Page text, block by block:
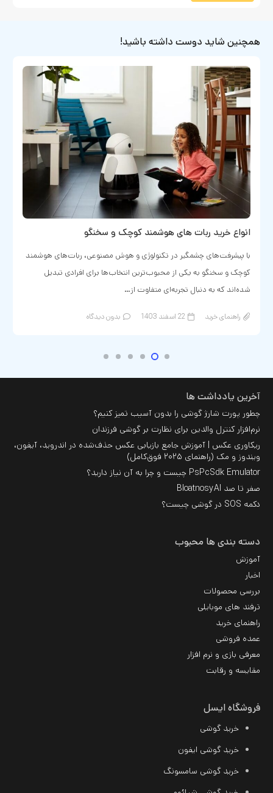
همچنین شاید دوست داشته باشید!
انواع خرید ربات های هوشمند کوچک و سخنگو
با پیشرفت‌های چشمگیر در تکنولوژی و هوش مصنوعی، ربات‌های هوشمند
کوچک و سخنگو به یکی از محبوب‌ترین انتخاب‌ها برای افرادی تبدیل
شده‌اند که به دنبال تجربه‌ای متفاوت از…
راهنمای خرید 22 اسفند 1403 بدون دیدگاه
آخرین یادداشت ها
چطور پورت شارژ گوشی را بدون آسیب تمیز کنیم؟
نرم‌افزار کنترل والدین برای نظارت بر گوشی فرزندان
ریکاوری عکس | آموزش جامع بازیابی عکس حذف‌شده در اندروید، آیفون،
ویندوز و مک (راهنمای ۲۰۲۵ فوق‌کامل)
PsPcSdk Emulator چیست و چرا به آن نیاز دارید؟
صفر تا صد BloatnosyAI
دکمه SOS در گوشی چیست؟
دسته بندی ها محبوب
آموزش
اخبار
بررسی محصولات
ترفند های موبایلی
راهنمای خرید
عمده فروشی
معرفی بازی و نرم افزار
مقایسه و رقابت
فروشگاه ایسل
خرید گوشی
خرید گوشی ایفون
خرید گوشی سامسونگ